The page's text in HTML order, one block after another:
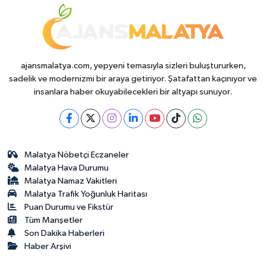
ajansmalatya.com, yepyeni temasıyla sizleri buluştururken,
sadelik ve modernizmi bir araya getiriyor. Şatafattan kaçınıyor ve
insanlara haber okuyabilecekleri bir altyapı sunuyor.
Malatya Nöbetçi Eczaneler
Malatya Hava Durumu
Malatya Namaz Vakitleri
Malatya Trafik Yoğunluk Haritası
Puan Durumu ve Fikstür
Tüm Manşetler
Son Dakika Haberleri
Haber Arşivi